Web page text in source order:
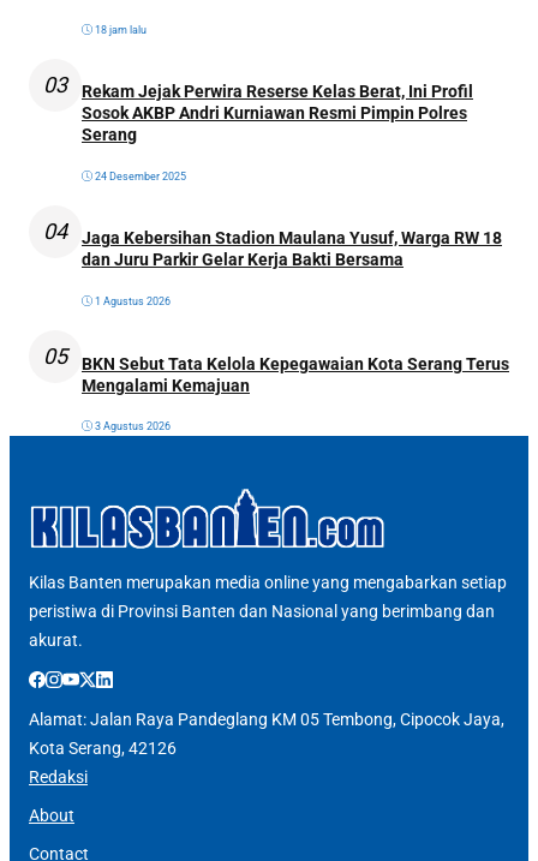
18 jam lalu
03
Rekam Jejak Perwira Reserse Kelas Berat, Ini Profil
Sosok AKBP Andri Kurniawan Resmi Pimpin Polres
Serang
24 Desember 2025
04
Jaga Kebersihan Stadion Maulana Yusuf, Warga RW 18
dan Juru Parkir Gelar Kerja Bakti Bersama
1 Agustus 2026
05
BKN Sebut Tata Kelola Kepegawaian Kota Serang Terus
Mengalami Kemajuan
3 Agustus 2026
Kilas Banten merupakan media online yang mengabarkan setiap
peristiwa di Provinsi Banten dan Nasional yang berimbang dan
akurat.
Alamat: Jalan Raya Pandeglang KM 05 Tembong, Cipocok Jaya,
Kota Serang, 42126
Redaksi
About
Contact